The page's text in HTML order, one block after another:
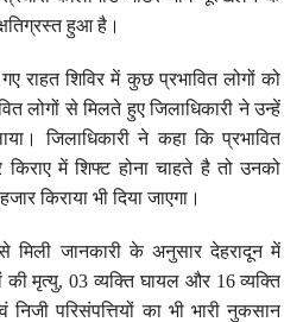
हुआ है।
गए राहत शिविर में कुछ प्रभावित लोगों को
लोगों से मिलते हुए जिलाधिकारी ने उन्हें
जिलाधिकारी ने कहा कि प्रभावित
किराए में शिफ्ट होना चाहते है तो उनको
किराया भी दिया जाएगा।
मिली जानकारी के अनुसार देहरादून में
की मृत्यु, 03 व्यक्ति घायल और 16 व्यक्ति
परिसंपत्तियों का भी भारी नुकसान